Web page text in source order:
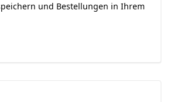
und Bestellungen in Ihrem